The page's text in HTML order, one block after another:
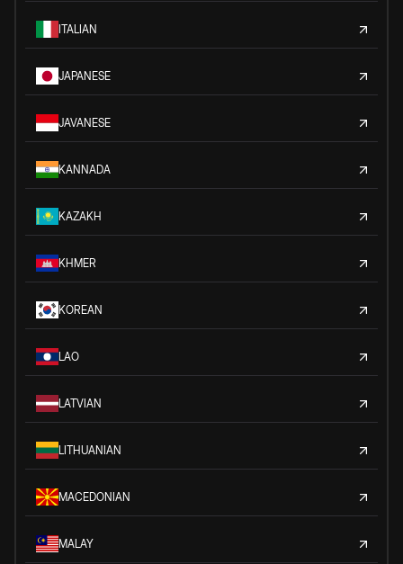
ITALIAN
JAPANESE
JAVANESE
KANNADA
KAZAKH
KHMER
KOREAN
LAO
LATVIAN
LITHUANIAN
MACEDONIAN
MALAY